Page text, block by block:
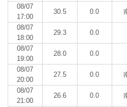
08/07
17:00
30.5 0.0
08/07
18:00
29.3 0.0
08/07
19:00
28.0 0.0
08/07
20:00
27.5 0.0
08/07
21:00
26.6 0.0